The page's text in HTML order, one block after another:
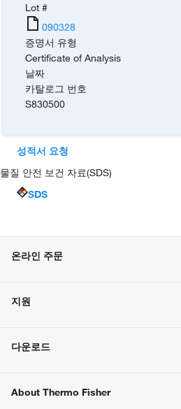
Lot #
090328
증명서 유형
Certificate of Analysis
날짜
카탈로그 번호
S830500
성적서 요청
물질 안전 보건 자료(SDS)
SDS
온라인 주문
주문 방법
벌크 주문
지원
고객 센터
웹사이트 개선사항
다운로드
About Thermo Fisher